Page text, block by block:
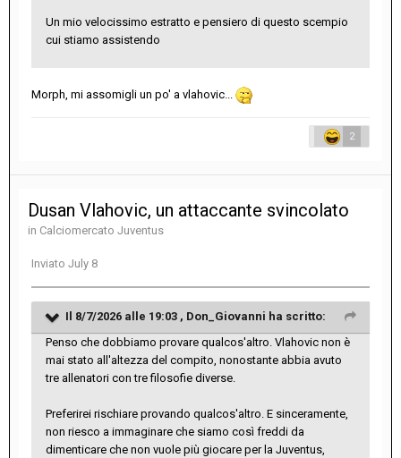
Un mio velocissimo estratto e pensiero di questo scempio
cui stiamo assistendo
Morph, mi assomigli un po' a vlahovic...
2
Dusan Vlahovic, un attaccante svincolato
in Calciomercato Juventus
Inviato July 8
Il 8/7/2026 alle 19:03 , Don_Giovanni ha scritto:
Penso che dobbiamo provare qualcos'altro. Vlahovic non è
mai stato all'altezza del compito, nonostante abbia avuto
tre allenatori con tre filosofie diverse.
Preferirei rischiare provando qualcos'altro. E sinceramente,
non riesco a immaginare che siamo così freddi da
dimenticare che non vuole più giocare per la Juventus,